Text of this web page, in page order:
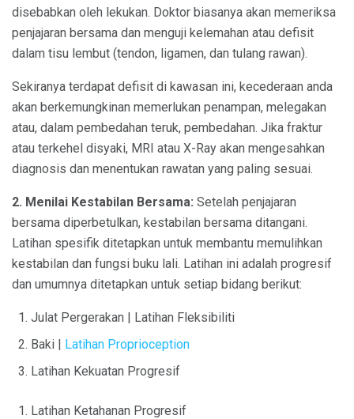
disebabkan oleh lekukan. Doktor biasanya akan memeriksa
penjajaran bersama dan menguji kelemahan atau defisit
dalam tisu lembut (tendon, ligamen, dan tulang rawan).
Sekiranya terdapat defisit di kawasan ini, kecederaan anda
akan berkemungkinan memerlukan penampan, melegakan
atau, dalam pembedahan teruk, pembedahan. Jika fraktur
atau terkehel disyaki, MRI atau X-Ray akan mengesahkan
diagnosis dan menentukan rawatan yang paling sesuai.
2. Menilai Kestabilan Bersama: Setelah penjajaran
bersama diperbetulkan, kestabilan bersama ditangani.
Latihan spesifik ditetapkan untuk membantu memulihkan
kestabilan dan fungsi buku lali. Latihan ini adalah progresif
dan umumnya ditetapkan untuk setiap bidang berikut:
Julat Pergerakan | Latihan Fleksibiliti
Baki | Latihan Proprioception
Latihan Kekuatan Progresif
Latihan Ketahanan Progresif